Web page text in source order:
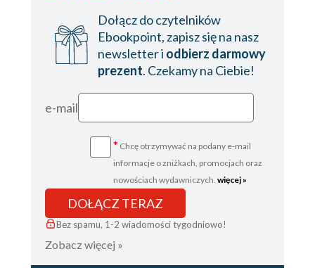
Dołącz do czytelników
Ebookpoint, zapisz się na nasz
newsletter i odbierz darmowy
prezent. Czekamy na Ciebie!
e-mail
* Chcę otrzymywać na podany e-mail
informacje o zniżkach, promocjach oraz
nowościach wydawniczych. więcej »
DOŁĄCZ TERAZ
Bez spamu, 1-2 wiadomości tygodniowo!
Zobacz więcej »